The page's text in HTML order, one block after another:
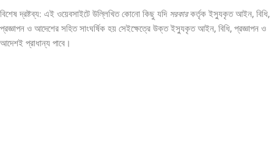
বিশেষ দ্রষ্টব্য: এই ওয়েবসাইটে উল্লিখিত কোনো কিছু যদি সরকারকর্তৃক ইস্যুকৃত আইন, বিধি,
প্রজ্ঞাপন ও আদেশের সহিত সাংঘর্ষিক হয় সেইক্ষেত্রে উক্ত ইস্যুকৃত আইন, বিধি, প্রজ্ঞাপন ও
আদেশই প্রাধান্য পাবে।